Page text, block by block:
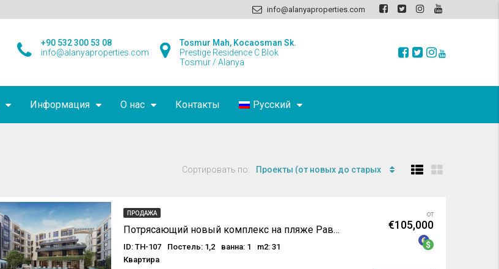
info@alanyaproperties.com
Tosmur Mah, Kocaosman Sk.
Prestige Residence C Blok
Tosmur / Alanya
+90 532 300 53 08
info@alanyaproperties.com
Информация О нас Контакты Русский
Сортировать по: Проекты (от новых до старых
ПРОДАЖА
Потрясающий новый комплекс на пляже Раваи / Пхукет
ID: TH-107 Постель: 1,2 ванна: 1
m2: 31
Квартира
от
€105,000